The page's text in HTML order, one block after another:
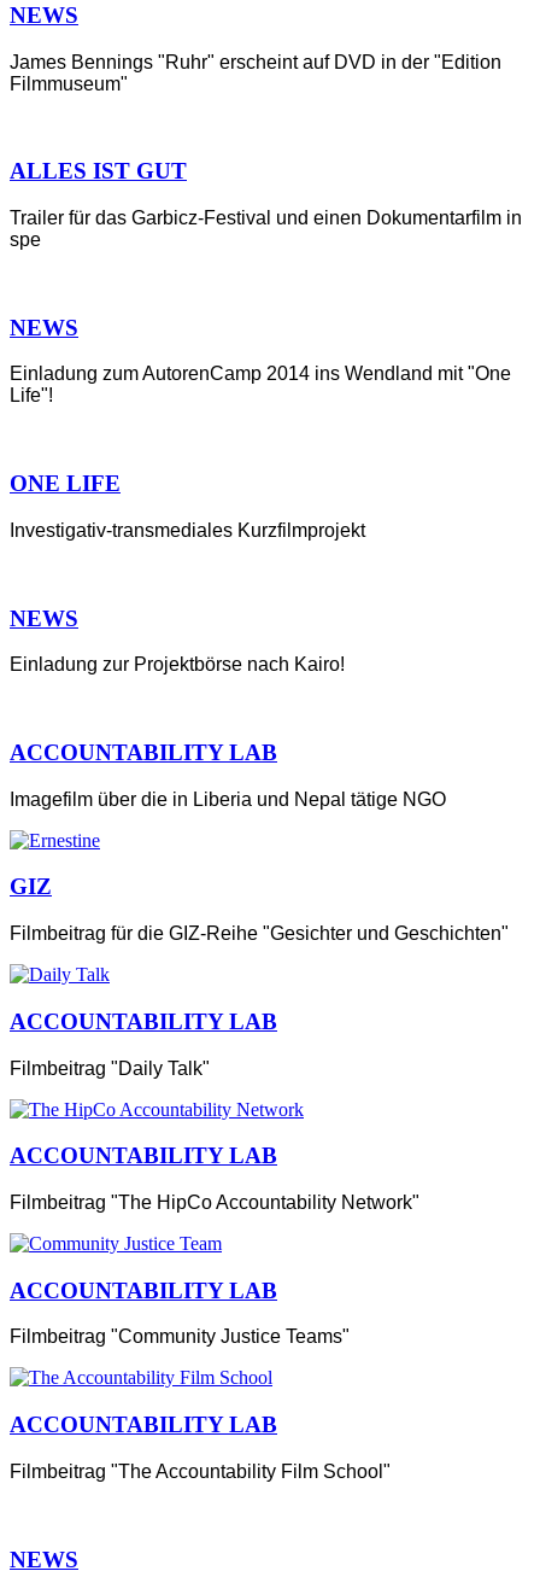
NEWS
James Bennings "Ruhr" erscheint auf DVD in der "Edition
Filmmuseum"
ALLES IST GUT
Trailer für das Garbicz-Festival und einen Dokumentarfilm in
spe
NEWS
Einladung zum AutorenCamp 2014 ins Wendland mit "One
Life"!
ONE LIFE
Investigativ-transmediales Kurzfilmprojekt
NEWS
Einladung zur Projektbörse nach Kairo!
ACCOUNTABILITY LAB
Imagefilm über die in Liberia und Nepal tätige NGO
GIZ
Filmbeitrag für die GIZ-Reihe "Gesichter und Geschichten"
ACCOUNTABILITY LAB
Filmbeitrag "Daily Talk"
ACCOUNTABILITY LAB
Filmbeitrag "The HipCo Accountability Network"
ACCOUNTABILITY LAB
Filmbeitrag "Community Justice Teams"
ACCOUNTABILITY LAB
Filmbeitrag "The Accountability Film School"
NEWS